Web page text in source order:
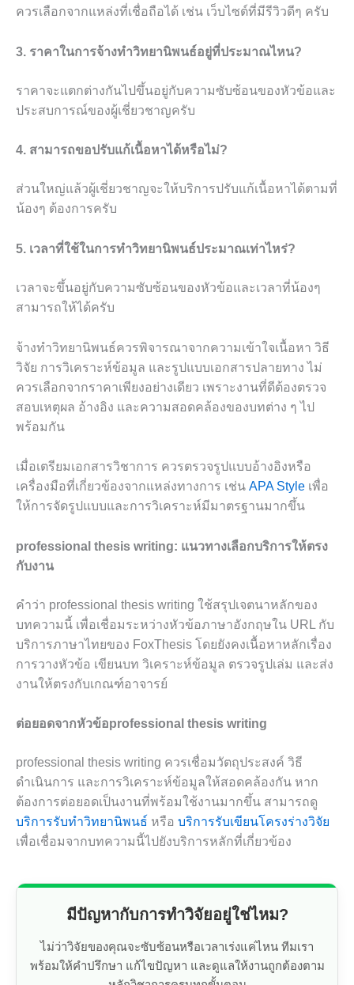
ควรเลือกจากแหล่งที่เชื่อถือได้ เช่น เว็บไซต์ที่มีรีวิวดีๆ ครับ
3. ราคาในการจ้างทำวิทยานิพนธ์อยู่ที่ประมาณไหน?
ราคาจะแตกต่างกันไปขึ้นอยู่กับความซับซ้อนของหัวข้อและ
ประสบการณ์ของผู้เชี่ยวชาญครับ
4. สามารถขอปรับแก้เนื้อหาได้หรือไม่?
ส่วนใหญ่แล้วผู้เชี่ยวชาญจะให้บริการปรับแก้เนื้อหาได้ตามที่
น้องๆ ต้องการครับ
5. เวลาที่ใช้ในการทำวิทยานิพนธ์ประมาณเท่าไหร่?
เวลาจะขึ้นอยู่กับความซับซ้อนของหัวข้อและเวลาที่น้องๆ
สามารถให้ได้ครับ
จ้างทำวิทยานิพนธ์ควรพิจารณาจากความเข้าใจเนื้อหา วิธี
วิจัย การวิเคราะห์ข้อมูล และรูปแบบเอกสารปลายทาง ไม่
ควรเลือกจากราคาเพียงอย่างเดียว เพราะงานที่ดีต้องตรวจ
สอบเหตุผล อ้างอิง และความสอดคล้องของบทต่าง ๆ ไป
พร้อมกัน
เมื่อเตรียมเอกสารวิชาการ ควรตรวจรูปแบบอ้างอิงหรือ
เครื่องมือที่เกี่ยวข้องจากแหล่งทางการ เช่น APA Style เพื่อ
ให้การจัดรูปแบบและการวิเคราะห์มีมาตรฐานมากขึ้น
professional thesis writing: แนวทางเลือกบริการให้ตรง
กับงาน
คำว่า professional thesis writing ใช้สรุปเจตนาหลักของ
บทความนี้ เพื่อเชื่อมระหว่างหัวข้อภาษาอังกฤษใน URL กับ
บริการภาษาไทยของ FoxThesis โดยยังคงเนื้อหาหลักเรื่อง
การวางหัวข้อ เขียนบท วิเคราะห์ข้อมูล ตรวจรูปเล่ม และส่ง
งานให้ตรงกับเกณฑ์อาจารย์
ต่อยอดจากหัวข้อprofessional thesis writing
professional thesis writing ควรเชื่อมวัตถุประสงค์ วิธี
ดำเนินการ และการวิเคราะห์ข้อมูลให้สอดคล้องกัน หาก
ต้องการต่อยอดเป็นงานที่พร้อมใช้งานมากขึ้น สามารถดู
บริการรับทำวิทยานิพนธ์ หรือ บริการรับเขียนโครงร่างวิจัย
เพื่อเชื่อมจากบทความนี้ไปยังบริการหลักที่เกี่ยวข้อง
มีปัญหากับการทำวิจัยอยู่ใช่ไหม?
ไม่ว่าวิจัยของคุณจะซับซ้อนหรือเวลาเร่งแค่ไหน ทีมเรา
พร้อมให้คำปรึกษา แก้ไขปัญหา และดูแลให้งานถูกต้องตาม